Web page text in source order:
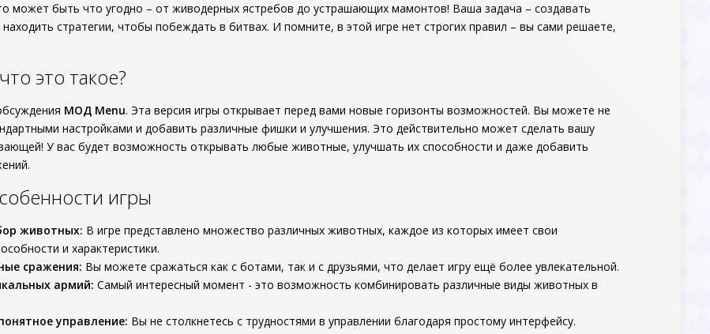
может быть что угодно – от живодерных ястребов до устрашающих мамонтов! Ваша задача – создавать
стратегии, чтобы побеждать в битвах. И помните, в этой игре нет строгих правил – вы сами решаете,
это такое?
МОД Menu. Эта версия игры открывает перед вами новые горизонты возможностей. Вы можете не
настройками и добавить различные фишки и улучшения. Это действительно может сделать вашу
У вас будет возможность открывать любые животные, улучшать их способности и даже добавить
игры
животных: В игре представлено множество различных животных, каждое из которых имеет свои
и характеристики.
сражения: Вы можете сражаться как с ботами, так и с друзьями, что делает игру ещё более увлекательной.
армий: Самый интересный момент - это возможность комбинировать различные виды животных в
управление: Вы не столкнетесь с трудностями в управлении благодаря простому интерфейсу.